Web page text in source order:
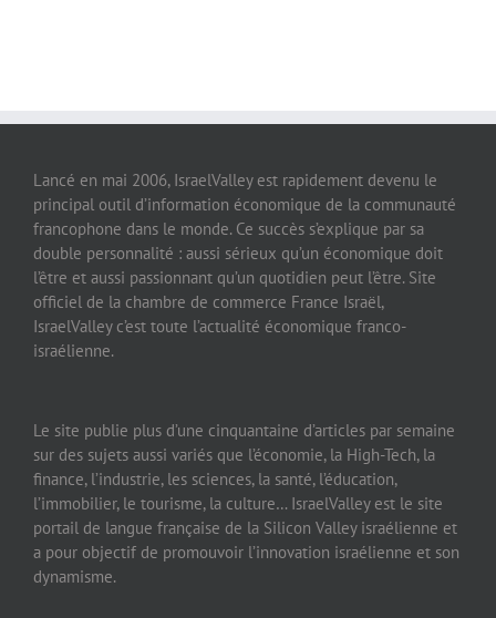
Lancé en mai 2006, IsraelValley est rapidement devenu le
principal outil d’information économique de la communauté
francophone dans le monde. Ce succès s’explique par sa
double personnalité : aussi sérieux qu’un économique doit
l’être et aussi passionnant qu’un quotidien peut l’être. Site
officiel de la chambre de commerce France Israël,
IsraelValley c’est toute l’actualité économique franco-
israélienne.
Le site publie plus d’une cinquantaine d’articles par semaine
sur des sujets aussi variés que l’économie, la High-Tech, la
finance, l’industrie, les sciences, la santé, l’éducation,
l’immobilier, le tourisme, la culture… IsraelValley est le site
portail de langue française de la Silicon Valley israélienne et
a pour objectif de promouvoir l’innovation israélienne et son
dynamisme.